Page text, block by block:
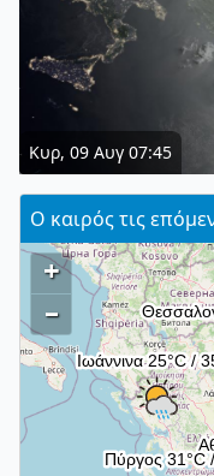
Κυρ, 09 Αυγ 07:45
Ο καιρός τις
+
–